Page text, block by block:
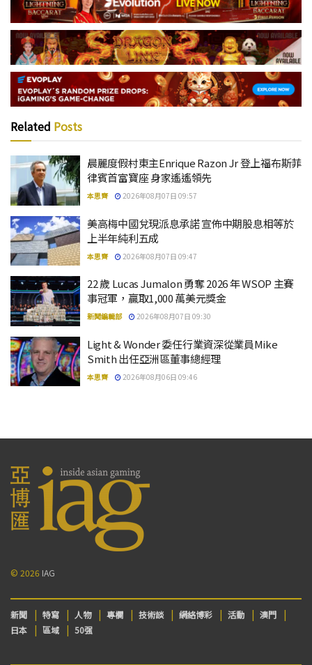
Related Posts
晨麗度假村東主Enrique Razon Jr 登上福布斯菲
律賓首富寶座 身家遙遙領先
本思齊 2026年08月07日 09:57
美高梅中國兌現派息承諾 宣佈中期股息相等於
上半年純利五成
本思齊 2026年08月07日 09:47
22 歲 Lucas Jumalon 勇奪 2026 年 WSOP 主賽
事冠軍，贏取1,000 萬美元獎金
新聞編輯部 2026年08月07日 09:30
Light & Wonder 委任行業資深從業員Mike
Smith 出任亞洲區董事總經理
本思齊 2026年08月06日 09:46
© 2026 IAG
新聞 特寫 人物 專欄 技術談 網絡博彩 活動
澳門
日本
區域 50强